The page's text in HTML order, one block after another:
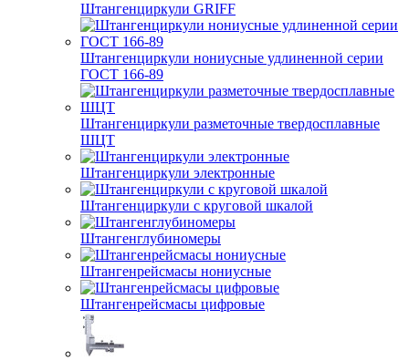
Штангенциркули GRIFF
Штангенциркули нониусные удлиненной серии
ГОСТ 166-89
Штангенциркули разметочные твердосплавные
ШЦТ
Штангенциркули электронные
Штангенциркули с круговой шкалой
Штангенглубиномеры
Штангенрейсмасы нониусные
Штангенрейсмасы цифровые